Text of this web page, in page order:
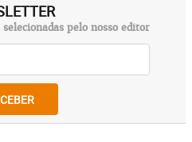
de algumas cidades
bronquite as crises
no peito, dificuldade
como se esse rótulo
pelo nosso editor